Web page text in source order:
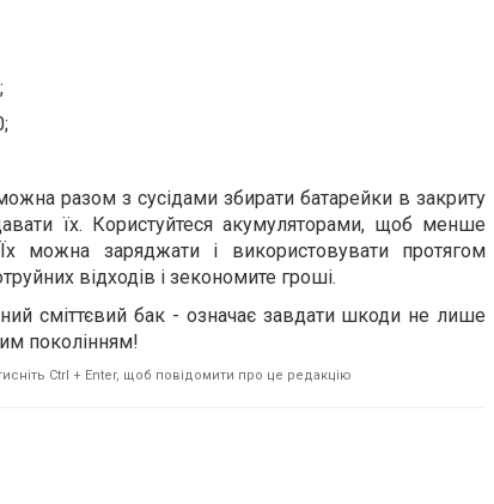
разом з сусідами збирати батарейки в закриту
їх. Користуйтеся акумуляторами, щоб менше
можна заряджати і використовувати протягом
відходів і зекономите гроші.
сміттєвий бак - означає завдати шкоди не лише
поколінням!
Ctrl + Enter, щоб повідомити про це редакцію